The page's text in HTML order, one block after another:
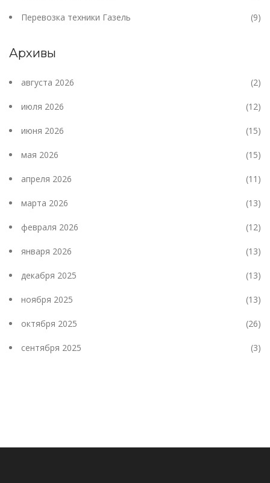
Перевозка техники Газель (9)
Архивы
августа 2026 (2)
июля 2026 (12)
июня 2026 (15)
мая 2026 (15)
апреля 2026 (11)
марта 2026 (13)
февраля 2026 (12)
января 2026 (13)
декабря 2025 (13)
ноября 2025 (13)
октября 2025 (26)
сентября 2025 (3)